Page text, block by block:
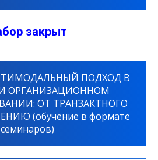
закрыт
ПОДХОД В
ОРГАНИЗАЦИОННОМ
ОТ ТРАНЗАКТНОГО
(обучение в формате
семинаров)